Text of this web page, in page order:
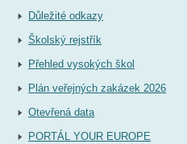
Důležité odkazy
Školský rejstřík
Přehled vysokých škol
Plán veřejných zakázek 2026
Otevřená data
PORTÁL YOUR EUROPE